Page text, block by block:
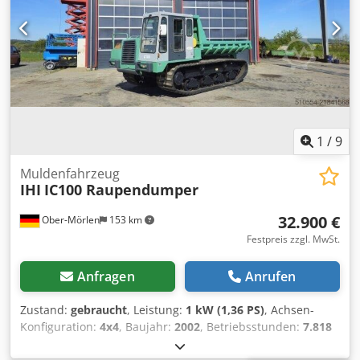
Dieselmotor, 17 kW Betriebsstunden: 2.653 km Baujahr:
2016 Gewicht: 1.261 t Nutzlast: 1,5 t Gesamtgewicht ca.:
2.836 t Ausstattung: Grammer Luftfedersitz, Beleuchtung,
Blinker, Schutzrahmen, Tankanzeige
Transportabmessungen: Länge: 3,3 m Breite: 1,3 m Höhe:
2,2 m Gewicht: 1.261 t Cjdpfx Aszp I Edspterf Der Preis
1 /9
Ober-Mörlen 153 km
Muldenfahrzeug
IHI IC100 Raupendumper
32.900 €
Festpreis zzgl. MwSt.
Anfragen Anrufen
Zustand: gebraucht, Leistung: 1 kW (1,36 PS), Achsen-
Konfiguration: 4x4, Baujahr: 2002, Betriebsstunden: 7.818
Allradantrieb, Leergewicht: 1 kg Wenden